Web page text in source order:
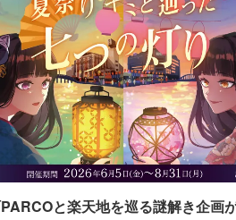
と楽天地を巡る謎解き企画